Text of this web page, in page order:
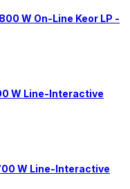
W On-Line Keor LP -
W Line-Interactive
W Line-Interactive